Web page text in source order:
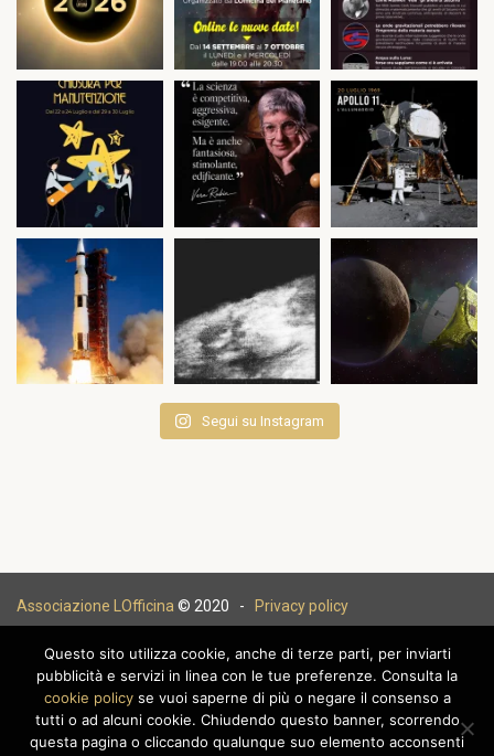
Segui su Instagram
Associazione LOfficina © 2020 - Privacy policy
Questo sito utilizza cookie, anche di terze parti, per inviarti
pubblicità e servizi in linea con le tue preferenze. Consulta la
cookie policyse vuoi saperne di più o negare il consenso a
tutti o ad alcuni cookie. Chiudendo questo banner, scorrendo
questa pagina o cliccando qualunque suo elemento acconsenti